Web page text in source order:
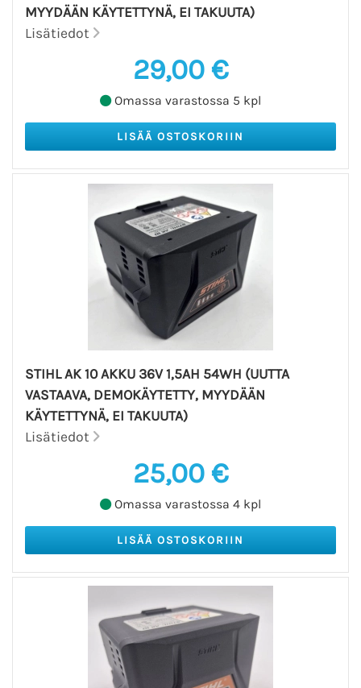
MYYDÄÄN KÄYTETTYNÄ, EI TAKUUTA)
Lisätiedot
29,00 €
Omassa varastossa 5 kpl
STIHL AK 10 AKKU 36V 1,5AH 54WH (UUTTA
VASTAAVA, DEMOKÄYTETTY, MYYDÄÄN
KÄYTETTYNÄ, EI TAKUUTA)
Lisätiedot
25,00 €
Omassa varastossa 4 kpl